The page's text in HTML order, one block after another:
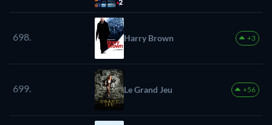
événement
698. Harry Brown +3
699. Le Grand Jeu +56